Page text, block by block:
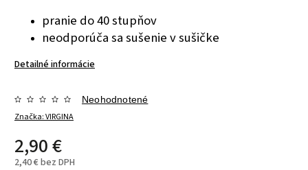
pranie do 40 stupňov
neodporúča sa sušenie v sušičke
Detailné informácie
Značka:VIRGINA
Neohodnotené
2,90 €
2,40 € bez DPH